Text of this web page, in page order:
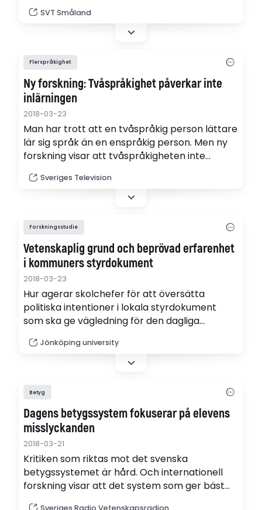
Sveriges bästa avhandling i ämnet sociologi.
SVT Småland
Flerspråkighet
Ny forskning: Tvåspråkighet påverkar inte
inlärningen
2018-03-23
Man har trott att en tvåspråkig person lättare
lär sig språk än en enspråkig person. Men ny
forskning visar att tvåspråkigheten inte
Sveriges Television
Forskningsstudie
Vetenskaplig grund och beprövad erfarenhet
i kommuners styrdokument
2018-03-23
Hur agerar skolchefer för att översätta
politiska intentioner i lokala styrdokument
som ska ge vägledning för den dagliga
rapport från Skolchefsinstitutet undersökt.
Specifikt fokus är på skolchefens uppdrag i
Jönköping university
Betyg
Dagens betygssystem fokuserar på elevens
misslyckanden
2018-03-21
Kritiken som riktas mot det svenska
betygssystemet är hård. Och internationell
forskning visar att det system som ger bäst
Sveriges Radio Vetenskapsradion